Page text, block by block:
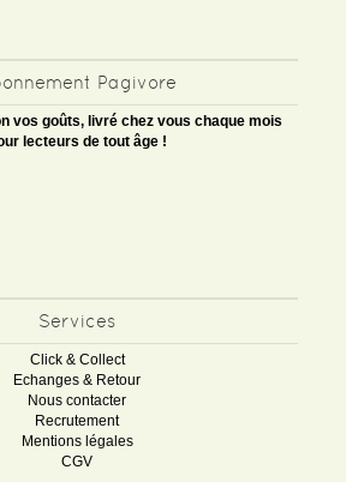
Pagivore
vos goûts, livré chez vous chaque mois
lecteurs de tout âge !
Services
Click & Collect
Echanges & Retour
Nous contacter
Recrutement
Mentions légales
CGV